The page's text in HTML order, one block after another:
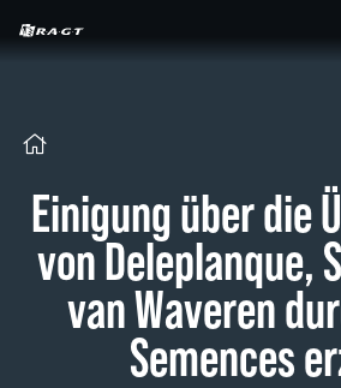
Cookie-Einstellungen
Einigung über die
von Deleplanque,
van Waveren
Semences